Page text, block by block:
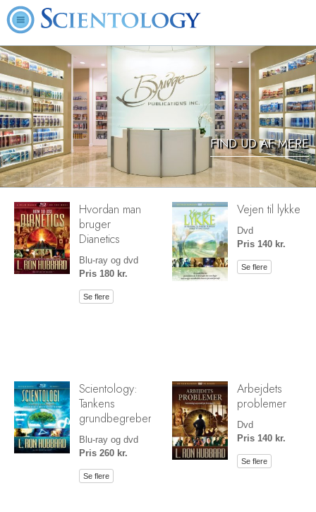
FIND UD AF MERE
Hvordan man
bruger
Dianetics
Blu-ray og dvd
Pris 180 kr.
Se flere
Vejen til lykke
Dvd
Pris 140 kr.
Se flere
Scientology:
Tankens
grundbegreber
Blu-ray og dvd
Pris 260 kr.
Se flere
Arbejdets
problemer
Dvd
Pris 140 kr.
Se flere